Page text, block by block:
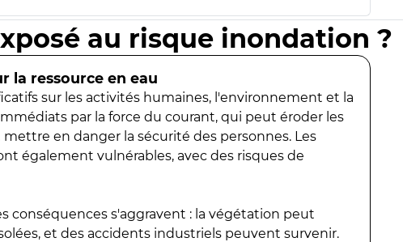
au risque inondation ?
la ressource en eau
sur les activités humaines, l'environnement et la
par la force du courant, qui peut éroder les
en danger la sécurité des personnes. Les
également vulnérables, avec des risques de
conséquences s'aggravent : la végétation peut
et des accidents industriels peuvent survenir.